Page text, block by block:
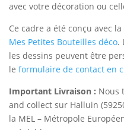
avec votre décoration ou
Ce cadre a été conçu avec
Mes Petites Bouteilles déco.
les dessins peuvent être
le formulaire de contact en
Important Livraison : Nous
and collect sur Halluin
la MEL – Métropole